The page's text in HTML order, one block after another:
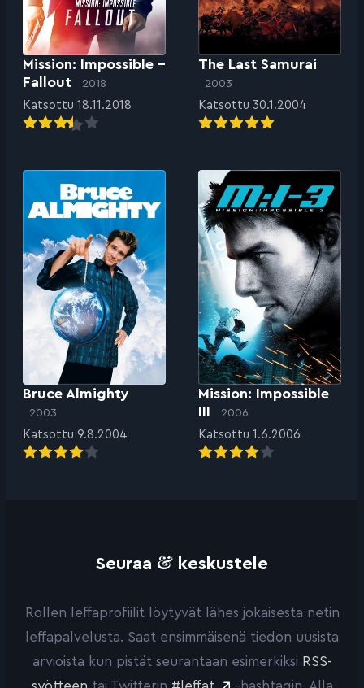
Mission: Impossible –
Fallout
2018
Katsottu 18.11.2018
The Last Samurai
2003
Katsottu 30.1.2004
Bruce Almighty
2003
Katsottu 9.8.2004
Mission: Impossible
III
2006
Katsottu 1.6.2006
Seuraa & keskustele
Rollen leffaprofiilit löytyvät lähes jokaisesta netin
leffapalvelusta. Saat ensimmäisenä tiedon uusista
arvioista kun pistät seurantaan esimerkiksi RSS-